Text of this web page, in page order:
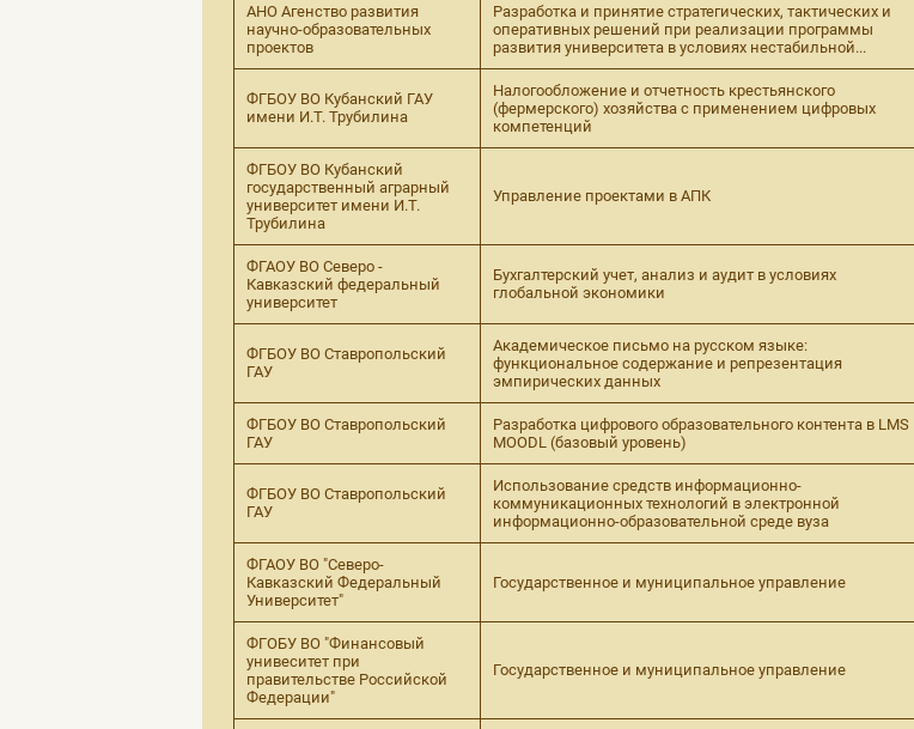
АНО Агенство развития
научно-образовательных
проектов
Разработка и принятие стратегических, тактических и
оперативных решений при реализации программы
развития университета в условиях нестабильной...
ФГБОУ ВО Кубанский ГАУ
имени И.Т. Трубилина
Налогообложение и отчетность крестьянского
(фермерского) хозяйства с применением цифровых
компетенций
ФГБОУ ВО Кубанский
государственный аграрный
университет имени И.Т.
Трубилина
Управление проектами в АПК
ФГАОУ ВО Северо -
Кавказский федеральный
университет
Бухгалтерский учет, анализ и аудит в условиях
глобальной экономики
ФГБОУ ВО Ставропольский
ГАУ
Академическое письмо на русском языке:
функциональное содержание и репрезентация
эмпирических данных
ФГБОУ ВО Ставропольский
ГАУ
Разработка цифрового образовательного контента в LMS
MOODL (базовый уровень)
ФГБОУ ВО Ставропольский
ГАУ
Использование средств информационно-
коммуникационных технологий в электронной
информационно-образовательной среде вуза
ФГАОУ ВО "Северо-
Кавказский Федеральный
Университет"
Государственное и муниципальное управление
ФГОБУ ВО "Финансовый
унивеситет при
правительстве Российской
Федерации"
Государственное и муниципальное управление